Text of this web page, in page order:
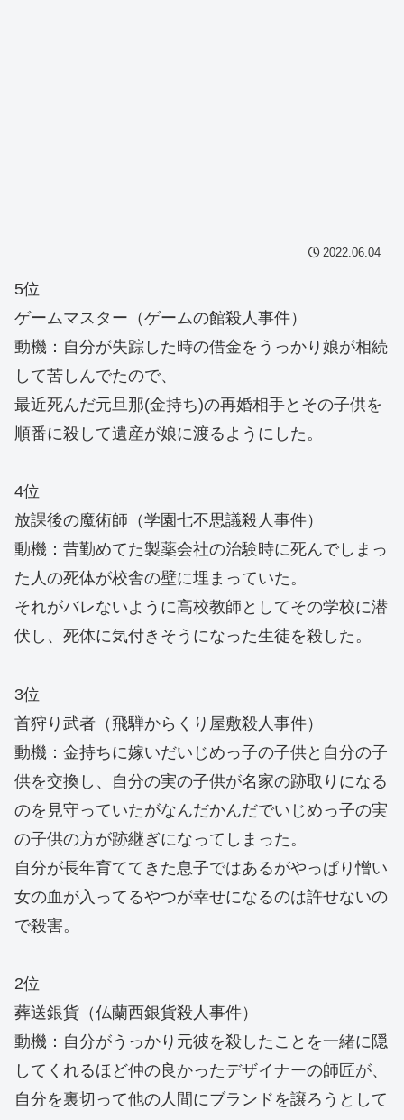
2022.06.04
5位
ゲームマスター（ゲームの館殺人事件）
動機：自分が失踪した時の借金をうっかり娘が相続
して苦しんでたので、
最近死んだ元旦那(金持ち)の再婚相手とその子供を
順番に殺して遺産が娘に渡るようにした。
4位
放課後の魔術師（学園七不思議殺人事件）
動機：昔勤めてた製薬会社の治験時に死んでしまっ
た人の死体が校舎の壁に埋まっていた。
それがバレないように高校教師としてその学校に潜
伏し、死体に気付きそうになった生徒を殺した。
3位
首狩り武者（飛騨からくり屋敷殺人事件）
動機：金持ちに嫁いだいじめっ子の子供と自分の子
供を交換し、自分の実の子供が名家の跡取りになる
のを見守っていたがなんだかんだでいじめっ子の実
の子供の方が跡継ぎになってしまった。
自分が長年育ててきた息子ではあるがやっぱり憎い
女の血が入ってるやつが幸せになるのは許せないの
で殺害。
2位
葬送銀貨（仏蘭西銀貨殺人事件）
動機：自分がうっかり元彼を殺したことを一緒に隠
してくれるほど仲の良かったデザイナーの師匠が、
自分を裏切って他の人間にブランドを譲ろうとして